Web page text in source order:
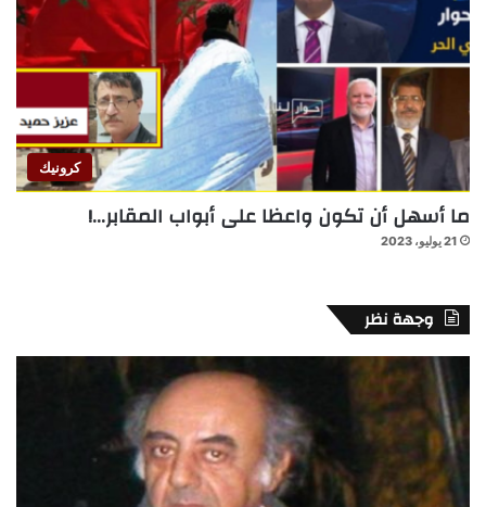
كرونيك
ما أسهل أن تكون واعظا على أبواب المقابر…!
21 يوليو، 2023
وجهة نظر